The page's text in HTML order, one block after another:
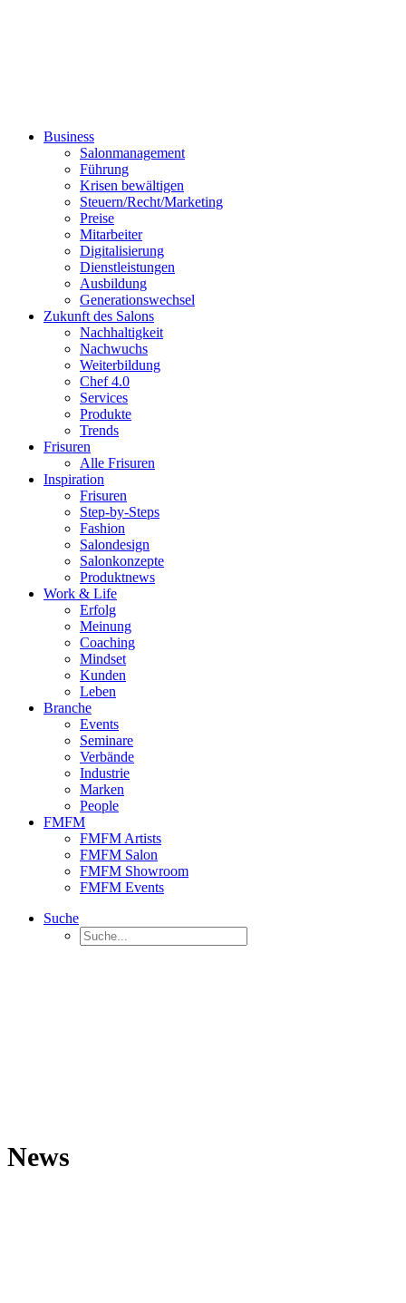
Business
Salonmanagement
Führung
Krisen bewältigen
Steuern/Recht/Marketing
Preise
Mitarbeiter
Digitalisierung
Dienstleistungen
Ausbildung
Generationswechsel
Zukunft des Salons
Nachhaltigkeit
Nachwuchs
Weiterbildung
Chef 4.0
Services
Produkte
Trends
Frisuren
Alle Frisuren
Inspiration
Frisuren
Step-by-Steps
Fashion
Salondesign
Salonkonzepte
Produktnews
Work & Life
Erfolg
Meinung
Coaching
Mindset
Kunden
Leben
Branche
Events
Seminare
Verbände
Industrie
Marken
People
FMFM
FMFM Artists
FMFM Salon
FMFM Showroom
FMFM Events
Suche
News